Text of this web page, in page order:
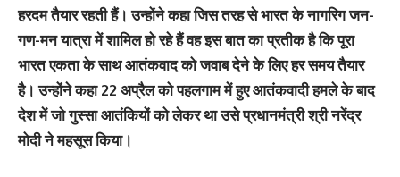
हरदम तैयार रहती हैं। उन्होंने कहा जिस तरह से भारत के नागरिग जन-
गण-मन यात्रा में शामिल हो रहे हैं वह इस बात का प्रतीक है कि पूरा
भारत एकता के साथ आतंकवाद को जवाब देने के लिए हर समय तैयार
है। उन्होंने कहा 22 अप्रैल को पहलगाम में हुए आतंकवादी हमले के बाद
देश में जो गुस्सा आतंकियों को लेकर था उसे प्रधानमंत्री श्री नरेंद्र
मोदी ने महसूस किया।